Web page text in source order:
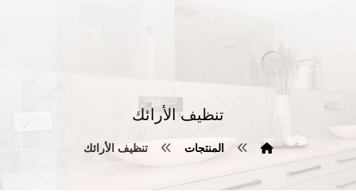
تنظيف الأرائك
المنتجات تنظيف الأرائك